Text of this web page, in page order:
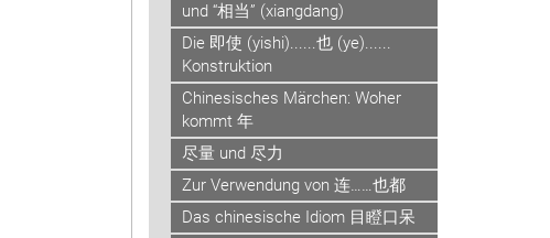
und “相当” (xiangdang)
Die 即使 (yishi)......也 (ye)......
Konstruktion
Chinesisches Märchen: Woher
kommt 年
尽量 und 尽力
Zur Verwendung von 连……也都
Das chinesische Idiom 目瞪口呆